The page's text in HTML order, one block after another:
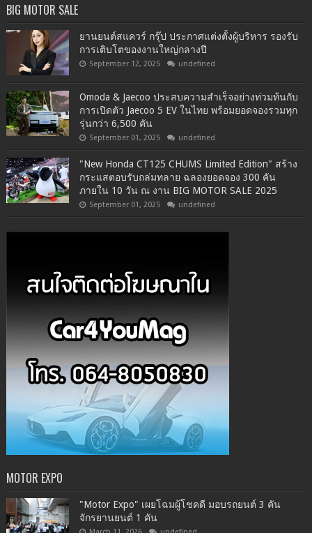
BIG MOTOR SALE
ยานยนต์สแควร์ กรุ๊ป ประกาศแต่งตั้งผู้บริหาร รองรับ
การเติบโตของงานใหญ่กลางปี
September 12, 2025 undefined
Omoda & Jaecoo ประสบความสำเร็จอย่างท่วมท้นกับ
การเปิดตัว Jaecoo 5 EV ในไทย พร้อมยอดจองรวมทุก
รุ่นกว่า 6,500 คัน
September 01, 2025 undefined
"New Honda CT125 CHUMS Limited Edition" สร้าง
กระแสตอบรับถล่มทลาย ฉลองยอดจอง 300 คัน
ภายใน 10 วัน ณ งาน BIG MOTOR SALE 2025
September 01, 2025 undefined
MOTOR EXPO
"Motor Expo" เผยโฉมผู้โชคดี มอบรถยนต์ 3 คัน
จักรยานยนต์ 1 คัน